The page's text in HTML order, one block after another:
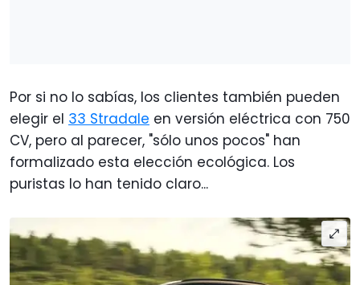
Por si no lo sabías, los clientes también pueden
elegir el 33 Stradale en versión eléctrica con 750
CV, pero al parecer, "sólo unos pocos" han
formalizado esta elección ecológica. Los
puristas lo han tenido claro...